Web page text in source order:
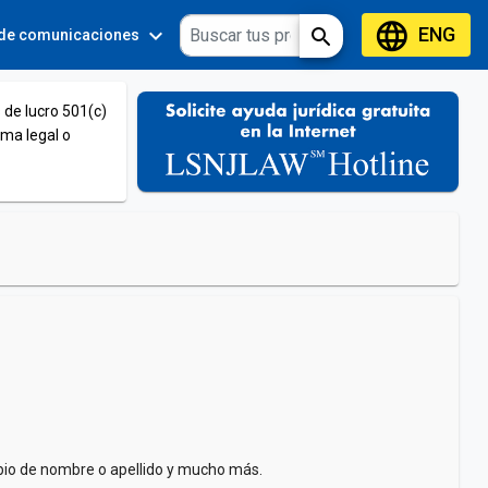
comunicaciones expand_more Toolsexpand_more search languageENG
de lucro 501(c)
legal o
de nombre o apellido y mucho más.